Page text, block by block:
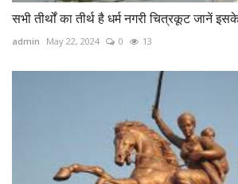
सभी तीर्थों का तीर्थ है धर्म नगरी चित्रकूट जानें
admin May 22, 2024 0 13